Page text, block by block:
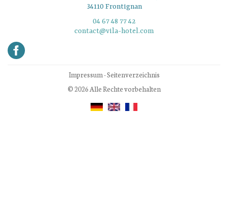
34110 Frontignan
04 67 48 77 42
contact@vila-hotel.com
Impressum-Seitenverzeichnis
© 2026 Alle Rechte vorbehalten